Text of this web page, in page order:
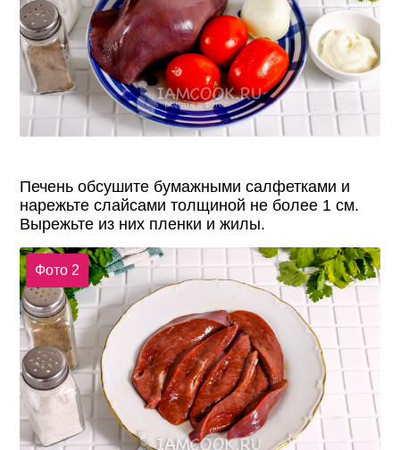
Печень обсушите бумажными салфетками и
нарежьте слайсами толщиной не более 1 см.
Вырежьте из них пленки и жилы.
Фото 2